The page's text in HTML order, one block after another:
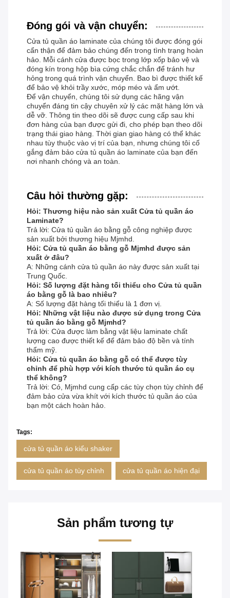
Đóng gói và vận chuyển:
Cửa tủ quần áo laminate của chúng tôi được đóng gói
cẩn thận để đảm bảo chúng đến trong tình trạng hoàn
hảo. Mỗi cánh cửa được bọc trong lớp xốp bảo vệ và
đóng kín trong hộp bìa cứng chắc chắn để tránh hư
hỏng trong quá trình vận chuyển. Bao bì được thiết kế
để bảo vệ khỏi trầy xước, móp méo và ẩm ướt.
Để vận chuyển, chúng tôi sử dụng các hãng vận
chuyển đáng tin cậy chuyên xử lý các mặt hàng lớn và
dễ vỡ. Thông tin theo dõi sẽ được cung cấp sau khi
đơn hàng của bạn được gửi đi, cho phép bạn theo dõi
trạng thái giao hàng. Thời gian giao hàng có thể khác
nhau tùy thuộc vào vị trí của bạn, nhưng chúng tôi cố
gắng đảm bảo cửa tủ quần áo laminate của bạn đến
nơi nhanh chóng và an toàn.
Câu hỏi thường gặp:
Hỏi: Thương hiệu nào sản xuất Cửa tủ quần áo
Laminate?
Trả lời: Cửa tủ quần áo bằng gỗ công nghiệp được
sản xuất bởi thương hiệu Mjmhd.
Hỏi: Cửa tủ quần áo bằng gỗ Mjmhd được sản
xuất ở đâu?
A: Những cánh cửa tủ quần áo này được sản xuất tại
Trung Quốc.
Hỏi: Số lượng đặt hàng tối thiểu cho Cửa tủ quần
áo bằng gỗ là bao nhiêu?
A: Số lượng đặt hàng tối thiểu là 1 đơn vị.
Hỏi: Những vật liệu nào được sử dụng trong Cửa
tủ quần áo bằng gỗ Mjmhd?
Trả lời: Cửa được làm bằng vật liệu laminate chất
lượng cao được thiết kế để đảm bảo độ bền và tính
thẩm mỹ.
Hỏi: Cửa tủ quần áo bằng gỗ có thể được tùy
chỉnh để phù hợp với kích thước tủ quần áo cụ
thể không?
Trả lời: Có, Mjmhd cung cấp các tùy chọn tùy chỉnh để
đảm bảo cửa vừa khít với kích thước tủ quần áo của
bạn một cách hoàn hảo.
Tags:
cửa tủ quần áo kiểu shaker
cửa tủ quần áo tùy chỉnh cửa tủ quần áo hiện đại
Sản phẩm tương tự